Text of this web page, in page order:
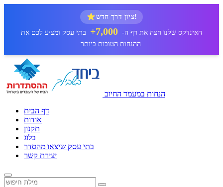
ציון דרך חדש!
האינדקס שלנו חצה את רף ה- 7,000+
בתי עסק ומציע לכם את
ההנחות הטובות ביותר.
הנחות במעמד החיוב
דף הבית
אודות
תקנון
בלוג
בתי עסק שיצאו מהסדר
יצירת קשר